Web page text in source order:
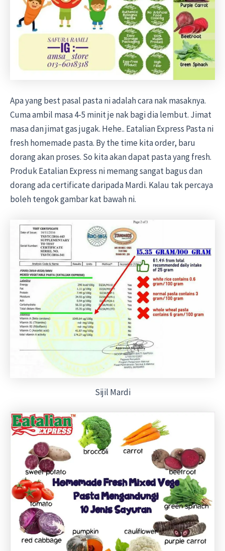
Apa yang best pasal pasta ni adalah cara nak masaknya.
Cuma ambil masa 4-5 minit je nak bagi dia lembut. Jimat
masa dan jimat gas jugak. Hehe.. Eatalian Express Pasta ni
fresh homemade pasta. By the time kita order, baru
dorang akan proses. So kita akan dapat pasta yang fresh.
Produk Eatalian Express ni memang sangat bagus dan
dorang ada certificate daripada Mardi. Kalau tak percaya
boleh tengok gambar kat bawah ni.
Sijil Mardi